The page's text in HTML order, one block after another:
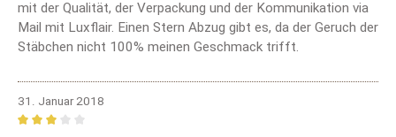
mit der Qualität, der Verpackung und der Kommunikation via
Mail mit Luxflair. Einen Stern Abzug gibt es, da der Geruch der
Stäbchen nicht 100% meinen Geschmack trifft.
31. Januar 2018